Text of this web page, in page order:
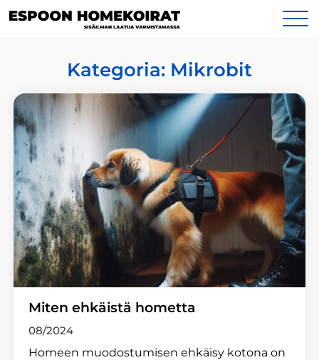
sisältöön
Yhteystiedot
Kategoria: Mikrobit
Miten ehkäistä hometta
08/2024
Homeen muodostumisen ehkäisy kotona on